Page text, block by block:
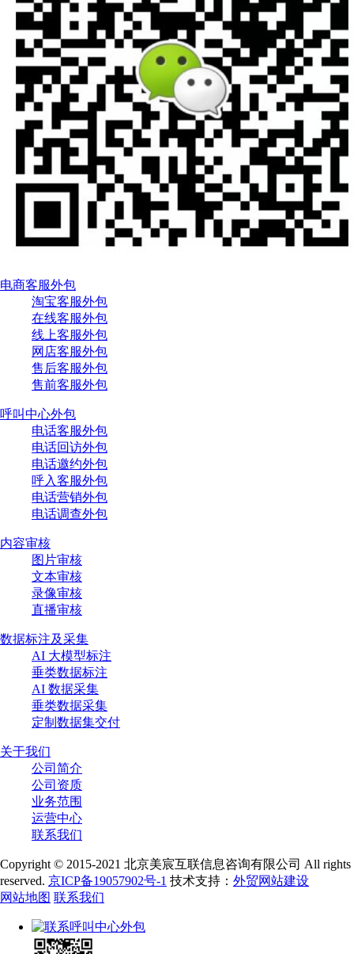
电商客服外包
淘宝客服外包
在线客服外包
线上客服外包
网店客服外包
售后客服外包
售前客服外包
呼叫中心外包
电话客服外包
电话回访外包
电话邀约外包
呼入客服外包
电话营销外包
电话调查外包
内容审核
图片审核
文本审核
录像审核
直播审核
数据标注及采集
AI 大模型标注
垂类数据标注
AI 数据采集
垂类数据采集
定制数据集交付
关于我们
公司简介
公司资质
业务范围
运营中心
联系我们
Copyright © 2015-2021 北京美宸互联信息咨询有限公司 All rights
reserved. 京ICP备19057902号-1 技术支持： 外贸网站建设
网站地图 联系我们